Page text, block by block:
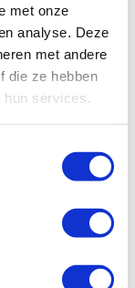
met onze
analyse. Deze
met andere
die ze hebben
services.